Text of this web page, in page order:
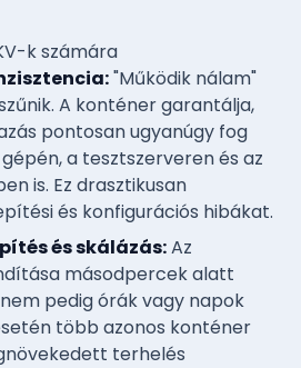
k számára
"Működik nálam"
A konténer garantálja,
pontosan ugyanúgy fog
a tesztszerveren és az
is. Ez drasztikusan
és konfigurációs hibákat.
és skálázás:Az
másodpercek alatt
pedig órák vagy napok
több azonos konténer
terhelés